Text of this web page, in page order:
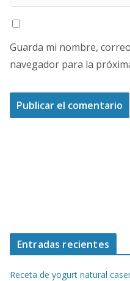
Guarda mi nombre,
navegador para la
Entradas recientes
Receta de yogurt natural